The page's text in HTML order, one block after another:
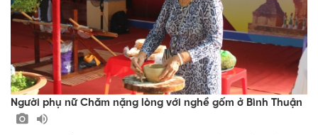
Người phụ nữ Chăm nặng lòng với nghề gốm ở Bình Thuận